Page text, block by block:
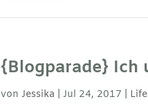
{Blogparade} Ich
vonJessika |Jul 24, 2017